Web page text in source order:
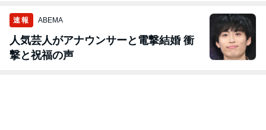
速報 ABEMA
人気芸人がアナウンサーと電撃結婚 衝
撃と祝福の声